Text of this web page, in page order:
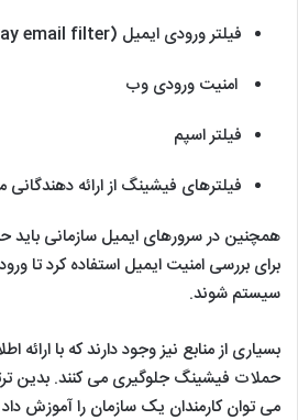
فیلتر ورودی ایمیل (Gateway email filter)
امنیت ورودی وب
فیلتر اسپم
فیلترهای فیشینگ از ارائه دهندگانی
همچنین در سرورهای ایمیل سازمانی باید
برای بررسی امنیت ایمیل استفاده کرد تا
سیستم شوند.
بسیاری از منابع نیز وجود دارند که با
حملات فیشینگ جلوگیری می کنند. بدین
می توان کارمندان یک سازمان را آموزش